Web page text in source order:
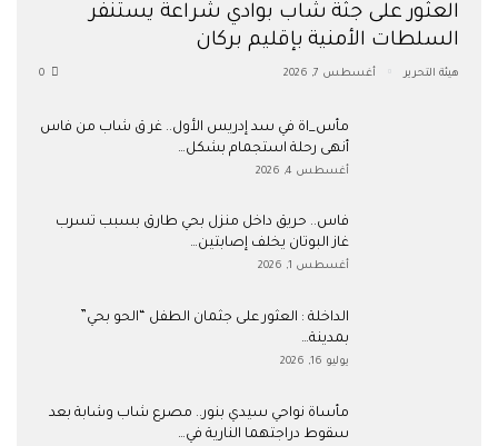
العثور على جثة شاب بوادي شراعة يستنفر
السلطات الأمنية بإقليم بركان
هيئة التحرير أغسطس 7, 2026
مأس_اة في سد إدريس الأول.. غر ق شاب من فاس
أنهى رحلة استجمام بشكل…
أغسطس 4, 2026
فاس.. حريق داخل منزل بحي طارق بسبب تسرب
غاز البوتان يخلف إصابتين…
أغسطس 1, 2026
​الداخلة : العثور على جثمان الطفل “الحو بحي”
بمدينة…
يوليو 16, 2026
مأساة نواحي سيدي بنور.. مصرع شاب وشابة بعد
سقوط دراجتهما النارية في…